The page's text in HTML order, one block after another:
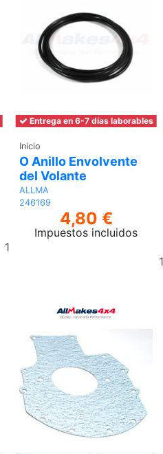
Añadir
Entrega en 6-7 días laborables
Inicio
O Anillo Envolvente
del Volante
ALLMA
246169
4,80 €
Impuestos incluidos